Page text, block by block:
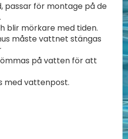
passar för montage på de
blir mörkare med tiden.
måste vattnet stängas
på vatten för att
med vattenpost.